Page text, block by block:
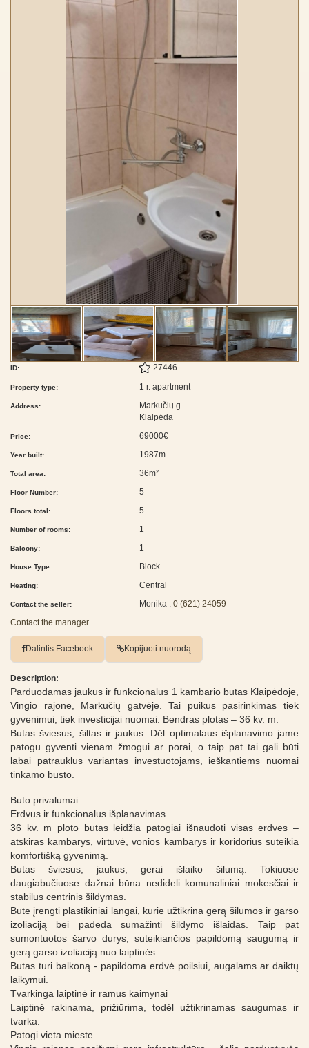
ID: 27446
Property type: 1 r. apartment
Address:
Markučių g.
Klaipėda
Price: 69000€
Year built: 1987m.
Total area: 36m²
Floor Number: 5
Floors total: 5
Number of rooms: 1
Balcony: 1
House Type: Block
Heating: Central
Contact the seller: Monika : 0 (621) 24059
Contact the manager
Dalintis Facebook Kopijuoti nuorodą
Description:
Parduodamas jaukus ir funkcionalus 1 kambario butas Klaipėdoje,
Vingio rajone, Markučių gatvėje. Tai puikus pasirinkimas tiek
gyvenimui, tiek investicijai nuomai. Bendras plotas – 36 kv. m.
Butas šviesus, šiltas ir jaukus. Dėl optimalaus išplanavimo jame
patogu gyventi vienam žmogui ar porai, o taip pat tai gali būti
labai patrauklus variantas investuotojams, ieškantiems nuomai
tinkamo būsto.
Buto privalumai
Erdvus ir funkcionalus išplanavimas
36 kv. m ploto butas leidžia patogiai išnaudoti visas erdves –
atskiras kambarys, virtuvė, vonios kambarys ir koridorius suteikia
komfortišką gyvenimą.
Butas šviesus, jaukus, gerai išlaiko šilumą. Tokiuose
daugiabučiuose dažnai būna nedideli komunaliniai mokesčiai ir
stabilus centrinis šildymas.
Bute įrengti plastikiniai langai, kurie užtikrina gerą šilumos ir garso
izoliaciją bei padeda sumažinti šildymo išlaidas. Taip pat
sumontuotos šarvo durys, suteikiančios papildomą saugumą ir
gerą garso izoliaciją nuo laiptinės.
Butas turi balkoną - papildoma erdvė poilsiui, augalams ar daiktų
laikymui.
Tvarkinga laiptinė ir ramūs kaimynai
Laiptinė rakinama, prižiūrima, todėl užtikrinamas saugumas ir
tvarka.
Patogi vieta mieste